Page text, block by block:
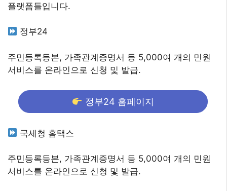
플랫폼들입니다.
정부24
주민등록등본, 가족관계증명서 등 5,000여 개의 민원
서비스를 온라인으로 신청 및 발급.
정부24 홈페이지
국세청 홈택스
주민등록등본, 가족관계증명서 등 5,000여 개의 민원
서비스를 온라인으로 신청 및 발급.